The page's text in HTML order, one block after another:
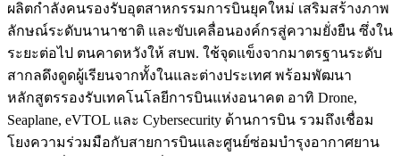
ผลิตกำลังคนรองรับอุตสาหกรรมการบินยุคใหม่ เสริมสร้างภาพ
ลักษณ์ระดับนานาชาติ และขับเคลื่อนองค์กรสู่ความยั่งยืน ซึ่งใน
ระยะต่อไป ตนคาดหวังให้ สบพ. ใช้จุดแข็งจากมาตรฐานระดับ
สากลดึงดูดผู้เรียนจากทั้งในและต่างประเทศ พร้อมพัฒนา
หลักสูตรรองรับเทคโนโลยีการบินแห่งอนาคต อาทิ Drone,
Seaplane, eVTOL และ Cybersecurity ด้านการบิน รวมถึงเชื่อม
โยงความร่วมมือกับสายการบินและศูนย์ซ่อมบำรุงอากาศยาน